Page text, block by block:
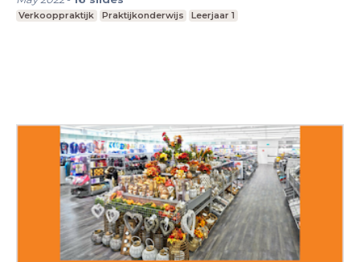
Verkooppraktijk Praktijkonderwijs Leerjaar 1